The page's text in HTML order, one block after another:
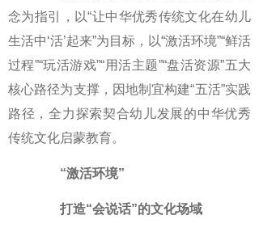
念为指引，以“让中华优秀传统文化在幼儿
生活中‘活’起来”为目标，以“激活环境”“鲜活
过程”“玩活游戏”“用活主题”“盘活资源”五大
核心路径为支撑，因地制宜构建“五活”实践
路径，全力探索契合幼儿发展的中华优秀
传统文化启蒙教育。
“激活环境”
打造“会说话”的文化场域